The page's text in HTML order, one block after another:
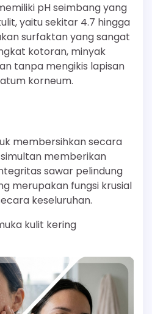
pH seimbang yang
yaitu sekitar 4.7 hingga
surfaktan yang sangat
kotoran, minyak
tanpa mengikis lapisan
korneum.
membersihkan secara
memberikan
sawar pelindung
merupakan fungsi krusial
keseluruhan.
kulit kering